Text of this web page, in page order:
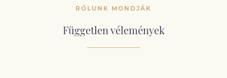
RÓLUNK MONDJÁK
Független vélemények